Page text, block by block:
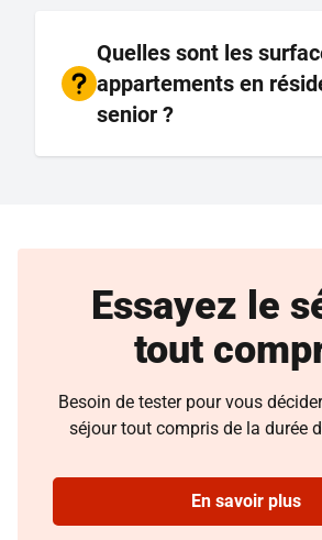
Quelles sont les
appartements en
senior ?
Essayez le
tout
Besoin de tester pour vous
séjour tout compris de la durée
En savoir plus